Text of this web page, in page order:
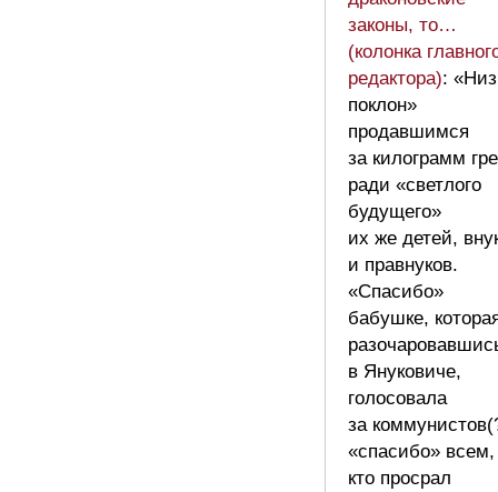
законы, то…
(колонка
редактора):
поклон»
продавшимся
за килограмм
ради «светлого
будущего»
их же детей,
и правнуков.
«Спасибо»
бабушке,
в Януковиче,
голосовала
за
«спасибо» всем,
кто просрал